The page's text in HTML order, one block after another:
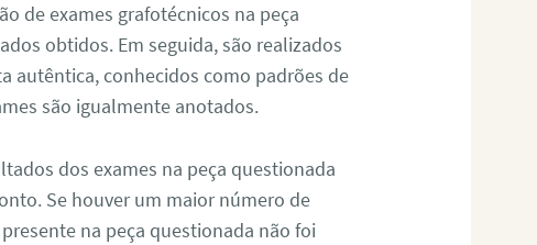
de exames grafotécnicos na peça
obtidos. Em seguida, são realizados
autêntica, conhecidos como padrões de
são igualmente anotados.
dos exames na peça questionada
Se houver um maior número de
na peça questionada não foi